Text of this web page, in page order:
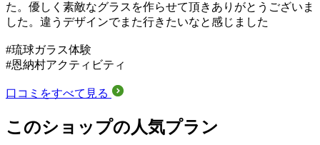
た。優しく素敵なグラスを作らせて頂きありがとうございま
した。違うデザインでまた行きたいなと感じました
#琉球ガラス体験
#恩納村アクティビティ
口コミをすべて見る
このショップの人気プラン